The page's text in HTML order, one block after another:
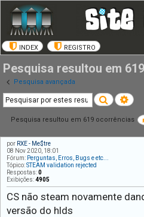
INDEX REGISTRO
Pesquisa resultou em
Pesquisa avançada
Pesquisar
Pesquisa resultou em 619 ocorrências
por RXE - Me$tre
08 Nov 2020, 18:01
Fórum: Perguntas, Erros, Bugs e etc...
Tópico:STEAM validation rejected
Respostas:0
Exibições:4905
CS não steam novamente
versão do hlds